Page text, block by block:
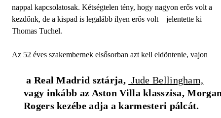
nappal kapcsolatosak. Kétségtelen tény, hogy nagyon erős volt a
kezdőnk, de a kispad is legalább ilyen erős volt – jelentette ki
Thomas Tuchel.
Az 52 éves szakembernek elsősorban azt kell eldöntenie, vajon
a Real Madrid sztárja, Jude Bellingham,
vagy inkább az Aston Villa klasszisa,
Rogers kezébe adja a karmesteri pálcát.